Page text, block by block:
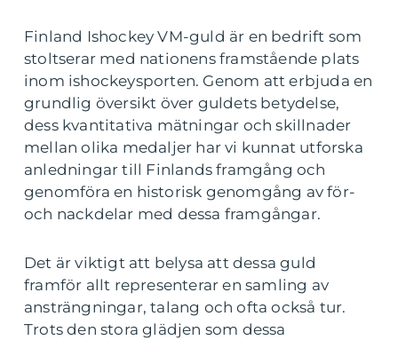
Finland Ishockey VM-guld är en bedrift som
stoltserar med nationens framstående plats
inom ishockeysporten. Genom att erbjuda en
grundlig översikt över guldets betydelse,
dess kvantitativa mätningar och skillnader
mellan olika medaljer har vi kunnat utforska
anledningar till Finlands framgång och
genomföra en historisk genomgång av för-
och nackdelar med dessa framgångar.
Det är viktigt att belysa att dessa guld
framför allt representerar en samling av
ansträngningar, talang och ofta också tur.
Trots den stora glädjen som dessa